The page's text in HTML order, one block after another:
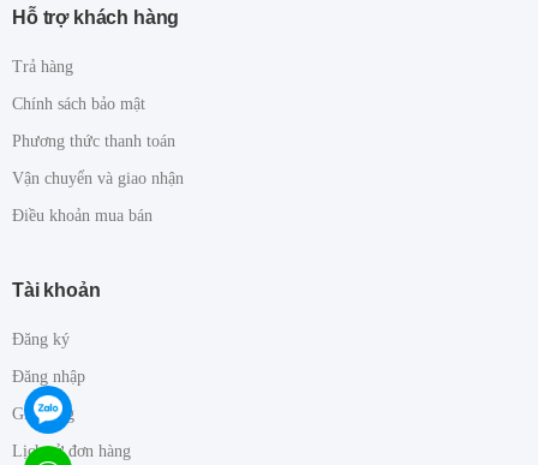
Hỗ trợ khách hàng
Trả hàng
Chính sách bảo mật
Phương thức thanh toán
Vận chuyển và giao nhận
Điều khoản mua bán
Tài khoản
Đăng ký
Đăng nhập
Giỏ hàng
Lịch sử đơn hàng